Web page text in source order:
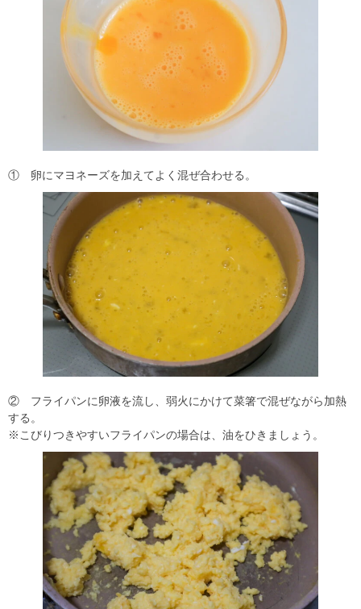
① 卵にマヨネーズを加えてよく混ぜ合わせる。
② フライパンに卵液を流し、弱火にかけて菜箸で混ぜながら加熱
する。
※こびりつきやすいフライパンの場合は、油をひきましょう。